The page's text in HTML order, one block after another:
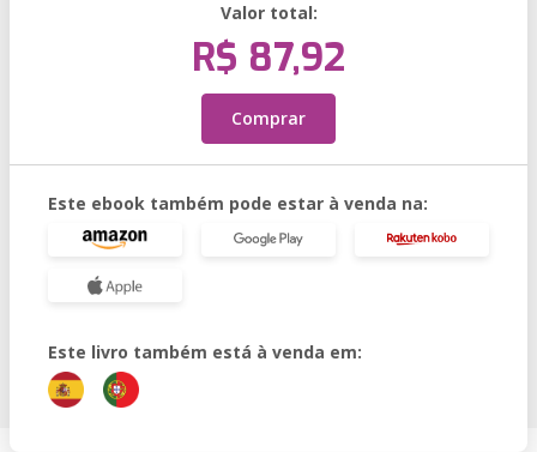
Valor total:
R$ 87,92
Comprar
Este ebook também pode estar à venda na:
Este livro também está à venda em: